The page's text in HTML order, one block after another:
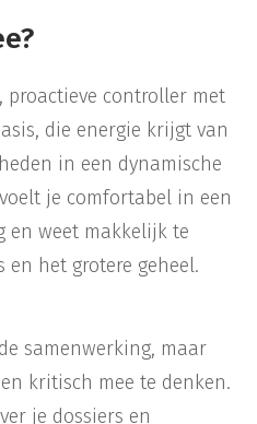
proactieve controller met
die energie krijgt van
in een dynamische
je comfortabel in een
en weet makkelijk te
het grotere geheel.
samenwerking, maar
kritisch mee te denken.
je dossiers en